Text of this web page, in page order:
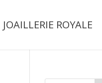
JOAILLERIE ROYALE